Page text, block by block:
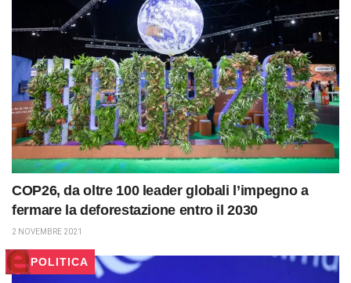
COP26, da oltre 100 leader globali l’impegno a
fermare la deforestazione entro il 2030
2 NOVEMBRE 2021
POLITICA